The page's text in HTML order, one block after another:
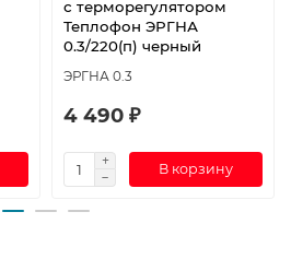
с терморегулятором
Теплофон ЭРГНА
0.3/220(п) черный
ЭРГНА 0.3
4 490 ₽
В корзину